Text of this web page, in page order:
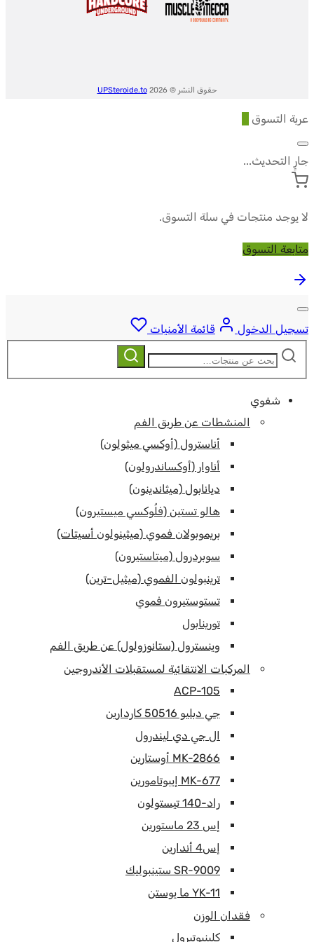
حقوق النشر © 2026 UPSteroide.to
عربة التسوق
جارٍ التحديث...
لا يوجد منتجات في سلة التسوق.
متابعة التسوق
تسجيل الدخول
قائمة الأمنيات
ابحث
بحث
شفوي
المنشطات عن طريق الفم
أناسترول (أوكسي ميثولون)
أناوار (أوكساندرولون)
ديانابول (ميثاندينون)
هالو تستين (فلُوكسي ميستيرون)
بريموبولان فموي (ميثينولون أسيتات)
سوبردرول (ميتاستيرون)
ترينبولون الفموي (ميثيل-ترين)
تستوستيرون فموي
تورينابول
وينسترول (ستانوزولول) عن طريق الفم
المركبات الانتقائية لمستقبلات الأندروجين
ACP-105
جي دبليو 50516 كاردارين
ال جي دي ليندرول
MK-2866 أوستارين
MK-677 إيبوتامورين
راد-140 تيستولون
إس 23 ماستورين
إس4 أندارين
SR-9009 ستينبوليك
YK-11 ما يوستن
فقدان الوزن
كلينبوتيرول